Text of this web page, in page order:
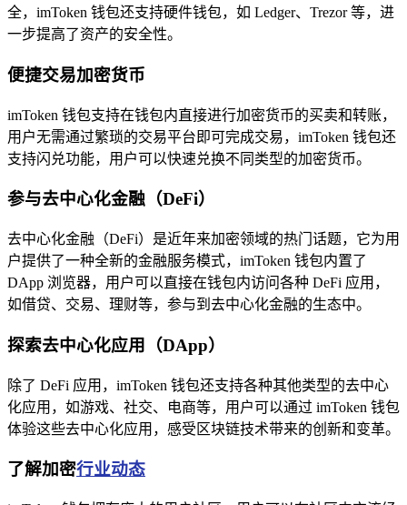
全，imToken 钱包还支持硬件钱包，如 Ledger、Trezor 等，进
一步提高了资产的安全性。
便捷交易加密货币
imToken 钱包支持在钱包内直接进行加密货币的买卖和转账，
用户无需通过繁琐的交易平台即可完成交易，imToken 钱包还
支持闪兑功能，用户可以快速兑换不同类型的加密货币。
参与去中心化金融（DeFi）
去中心化金融（DeFi）是近年来加密领域的热门话题，它为用
户提供了一种全新的金融服务模式，imToken 钱包内置了
DApp 浏览器，用户可以直接在钱包内访问各种 DeFi 应用，
如借贷、交易、理财等，参与到去中心化金融的生态中。
探索去中心化应用（DApp）
除了 DeFi 应用，imToken 钱包还支持各种其他类型的去中心
化应用，如游戏、社交、电商等，用户可以通过 imToken 钱包
体验这些去中心化应用，感受区块链技术带来的创新和变革。
了解加密行业动态